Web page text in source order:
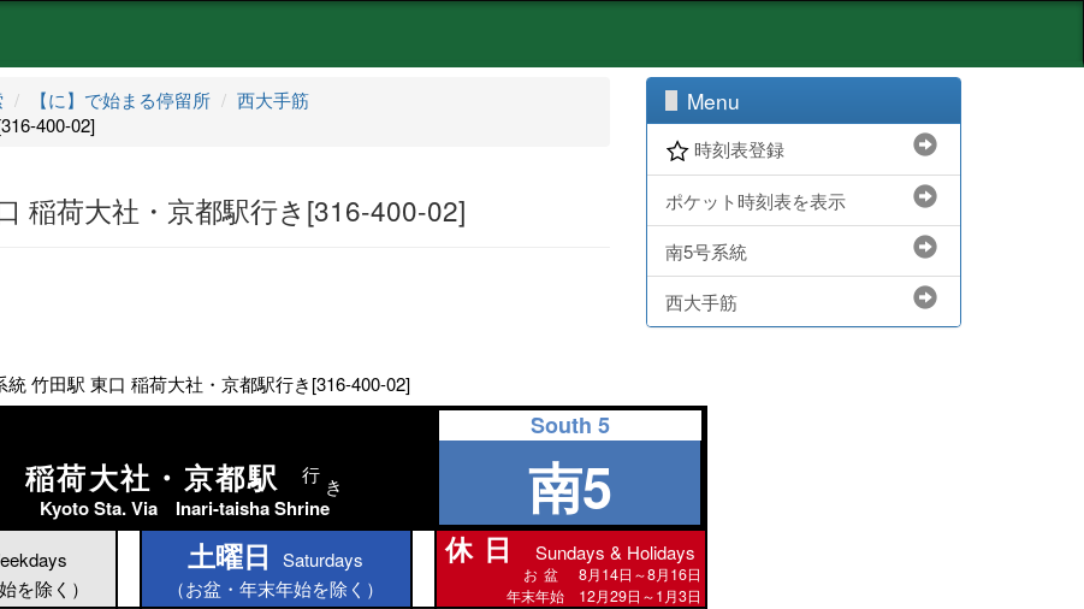
【に】で始まる停留所
西大手筋
400-02]
稲荷大社・京都駅行き[316-400-02]
Menu
時刻表登録
ポケット時刻表を表示
南5号系統
西大手筋
竹田駅 東口 稲荷大社・京都駅行き[316-400-02]
South 5
南5
稲荷大社・京都駅 行 き
Kyoto Sta. Via Inari-taisha Shrine
を除く）
土曜日土曜日
Saturdays
（お盆・年末年始を除く）
休日
休日 Sundays & Holidays
お盆
8月14日～8月16日
年末年始 12月29日～1月3日